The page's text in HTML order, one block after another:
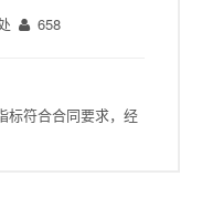
658
标符合合同要求，经